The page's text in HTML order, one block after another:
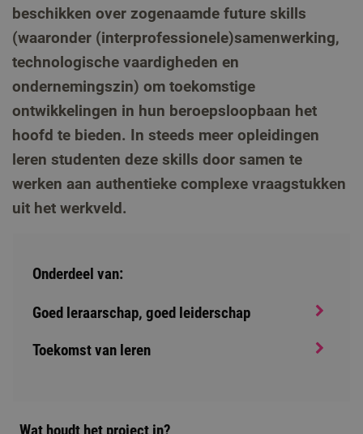
beschikken over zogenaamde future skills
(waaronder (interprofessionele)samenwerking,
technologische vaardigheden en
ondernemingszin) om toekomstige
ontwikkelingen in hun beroepsloopbaan het
hoofd te bieden. In steeds meer opleidingen
leren studenten deze skills door samen te
werken aan authentieke complexe vraagstukken
uit het werkveld.
Onderdeel van:
Goed leraarschap, goed leiderschap
Toekomst van leren